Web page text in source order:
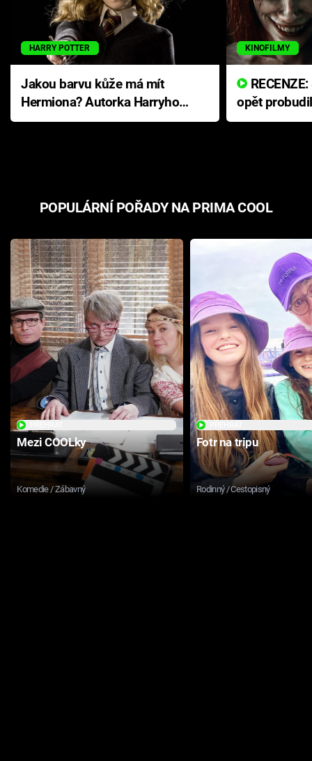
HARRY POTTER
Jakou barvu kůže má mít
Hermiona? Autorka Harryho
Pottera přišla s ráznou
KINOFILMY
opět
přichází s
POPULÁRNÍ POŘADY NA PRIMA COOL
Mezi COOLky
Komedie / Zábavný
Fotr na tripu
Rodinný / Cestopisný